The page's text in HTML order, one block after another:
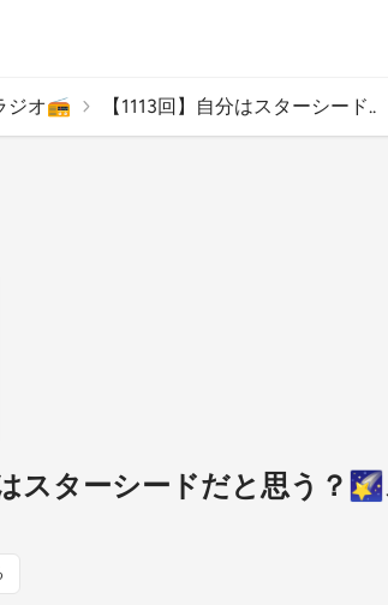
ジオ📻️ 【1113回】自分はスターシード..
はスターシードだと思う？